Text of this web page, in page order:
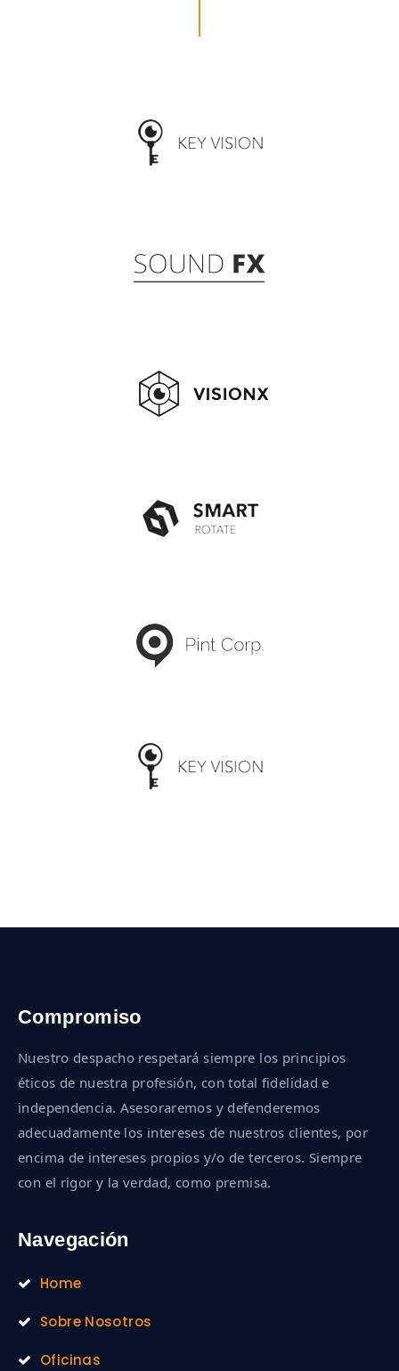
Compromiso
Nuestro despacho respetará siempre los principios
éticos de nuestra profesión, con total fidelidad e
independencia. Asesoraremos y defenderemos
adecuadamente los intereses de nuestros clientes, por
encima de intereses propios y/o de terceros. Siempre
con el rigor y la verdad, como premisa.
Navegación
Home
Sobre Nosotros
Oficinas